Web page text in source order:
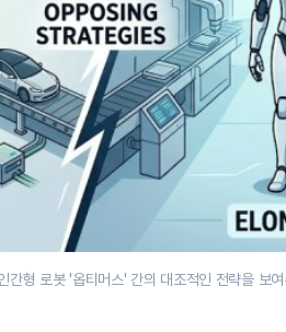
간형 로봇 '옵티머스' 간의 대조적인 전략을 보